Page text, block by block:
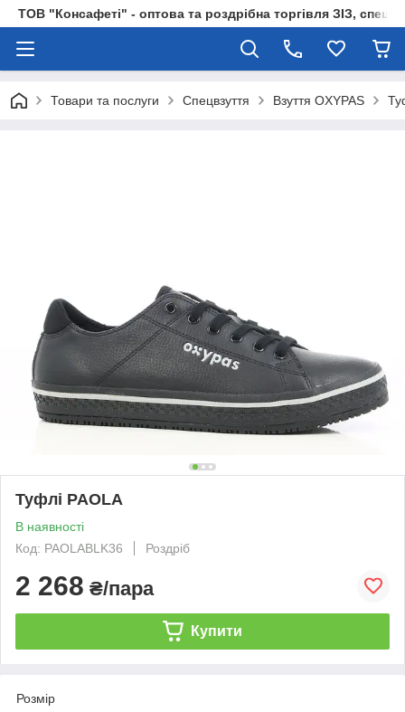
ТОВ "Консафеті" - оптова та роздрібна торгівля ЗІЗ,
Товари та послуги Спецвзуття Взуття OXYPAS
Туфлі PAOLA
В наявності
Код: PAOLABLK36
Роздріб
2 268 ₴/пара
Купити
Розмір